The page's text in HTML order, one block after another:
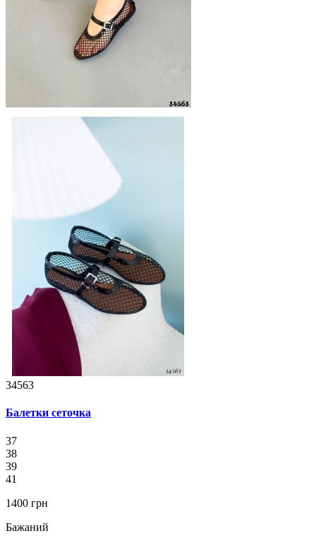
34563
Балетки сеточка
37
38
39
41
1400 грн
Бажаний